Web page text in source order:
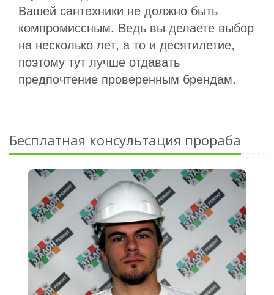
Вашей сантехники не должно быть
компромиссным. Ведь вы делаете выбор
на несколько лет, а то и десятилетие,
поэтому тут лучше отдавать
предпочтение проверенным брендам.
Бесплатная консультация прораба